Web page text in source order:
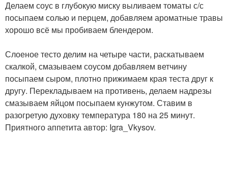
Делаем соус в глубокую миску выливаем томаты с/с
посыпаем солью и перцем, добавляем ароматные травы
хорошо всё мы пробиваем блендером.
Слоеное тесто делим на четыре части, раскатываем
скалкой, смазываем соусом добавляем ветчину
посыпаем сыром, плотно прижимаем края теста друг к
другу. Перекладываем на противень, делаем надрезы
смазываем яйцом посыпаем кунжутом. Ставим в
разогретую духовку температура 180 на 25 минут.
Приятного аппетита автор: Igra_Vkysov.